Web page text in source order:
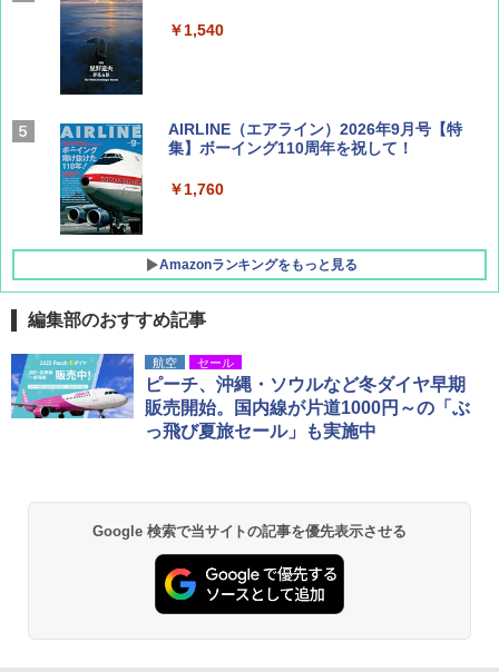
￥1,540
AIRLINE（エアライン）2026年9月号【特
集】ボーイング110周年を祝して！
￥1,760
Amazonランキングをもっと見る
地球の歩き方 スター・ウォーズ
￥2,695
￥2,079
A09 地球の歩き方 イタリア 2026～2027 地
[キャンパーズコレクション 山善] ポップアッ
プテント 傘みたいに広げて畳める パッとサ
ッとサンシェード キューブ フルクローズ メ
ッシュ 簡単設置 ワンタッチテント キャンプ
&ハイキング カーキ PATC-150(KH)
PYKES PEAK (パイクスピーク) 着替えテン
ト プライバシー テント 【中が透けない】 1
人用 折りたたみ 防災グッズ 災害用トイレ ビ
ーチ ピクニック ポップアップテント 携帯 簡
易 トイレテント (ブラック)
GRANDOOR ステンレス保冷剤 2個セット 2
026リニューアル 急速冷凍 空間倍増 衛生的
コンパクト 保冷力長持ち
￥2,980
DEWEL パラソル 大型 ビーチ アウトドアパ
防水 UVカット 4段階高さ調整 軽量 収納袋付
き
￥6,459
編集部のおすすめ記事
航空 セール
ピーチ、沖縄・ソウルなど冬ダイヤ早期
販売開始。国内線が片道1000円～の「ぶ
っ飛び夏旅セール」も実施中
Google 検索で当サイトの記事を優先表示させる